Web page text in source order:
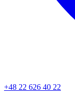
+48 22 626 40 22